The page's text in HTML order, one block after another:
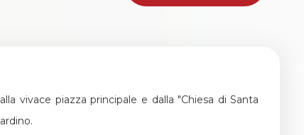
vivace piazza principale e dalla "Chiesa di Santa